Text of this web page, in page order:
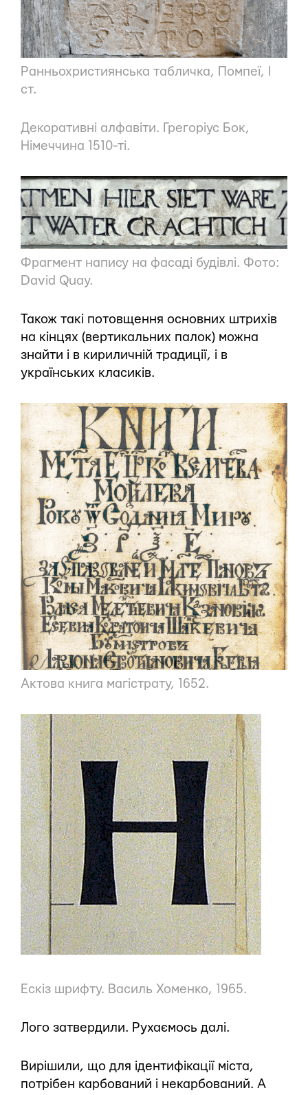
Ранньохристиянська табличка, Помпеї, I
ст.
Декоративні алфавіти. Грегоріус Бок,
Німеччина 1510-ті.
Фрагмент напису на фасаді будівлі. Фото:
David Quay.
Також такі потовщення основних штрихів
на кінцях (вертикальних палок) можна
знайти і в кириличній традиції, і в
українських класиків.
Актова книга магістрату, 1652.
Ескіз шрифту. Василь Хоменко, 1965.
Лого затвердили. Рухаємось далі.
Вирішили, що для ідентифікації міста,
потрібен карбований і некарбований. А